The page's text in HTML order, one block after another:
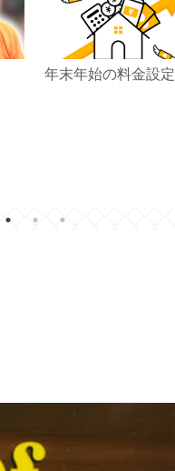
年末年始の料金設定